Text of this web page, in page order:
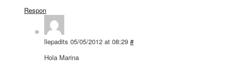
Respon
llepadits 05/05/2012 at 08:29 #
Hola Marina